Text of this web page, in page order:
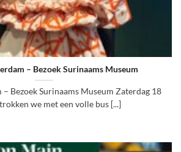
– Bezoek Surinaams Museum
Bezoek Surinaams Museum Zaterdag 18
we met een volle bus [...]